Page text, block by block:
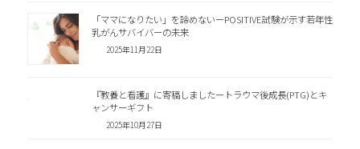
「ママになりたい」を諦めないーPOSITIVE試験が示す若年性
乳がんサバイバーの未来
2025年11月22日
『教養と看護』に寄稿しましたートラウマ後成長(PTG)とキ
ャンサーギフト
2025年10月27日